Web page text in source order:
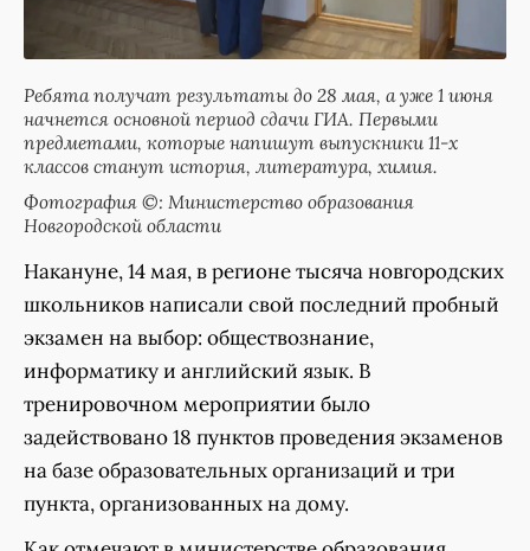
Ребята получат результаты до 28 мая, а уже 1 июня
начнется основной период сдачи ГИА. Первыми
предметами, которые напишут выпускники 11-х
классов станут история, литература, химия.
Фотография ©: Министерство образования
Новгородской области
Накануне, 14 мая, в регионе тысяча новгородских
школьников написали свой последний пробный
экзамен на выбор: обществознание,
информатику и английский язык. В
тренировочном мероприятии было
задействовано 18 пунктов проведения экзаменов
на базе образовательных организаций и три
пункта, организованных на дому.